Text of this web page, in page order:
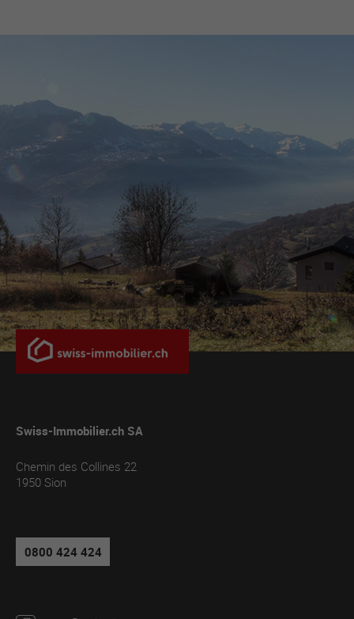
Swiss-Immobilier.ch SA
Chemin des Collines 22
1950 Sion
0800 424 424